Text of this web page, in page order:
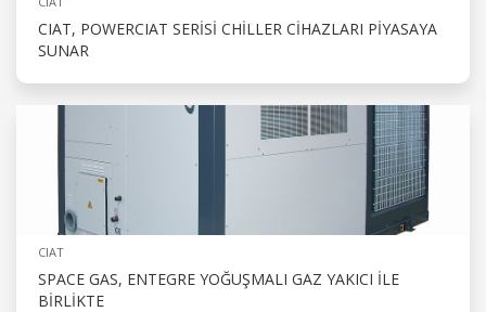
CIAT, POWERCIAT SERISI CHILLER CIHAZLARI PIYASAYA
SUNAR
CIAT
SPACE GAS, ENTEGRE YOĞUŞMALI GAZ YAKICI ILE
BIRLIKTE